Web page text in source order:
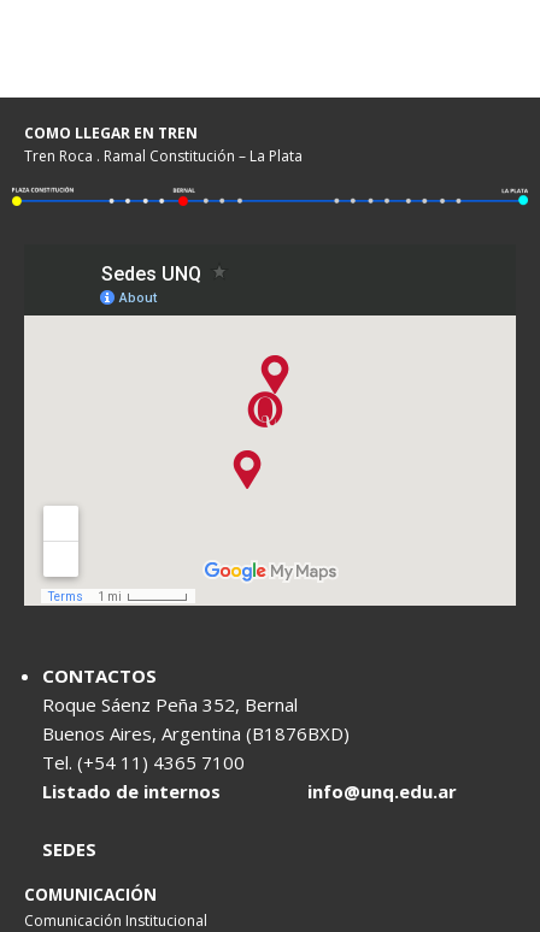
COMO LLEGAR EN TREN
Tren Roca . Ramal Constitución – La Plata
CONTACTOS
Roque Sáenz Peña 352, Bernal
Buenos Aires, Argentina (B1876BXD)
Tel. (+54 11) 4365 7100
Listado de internos
info@unq.edu.ar
SEDES
COMUNICACIÓN
Comunicación Institucional